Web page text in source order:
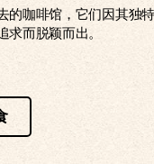
的咖啡馆，它们因其独
求而脱颖而出。